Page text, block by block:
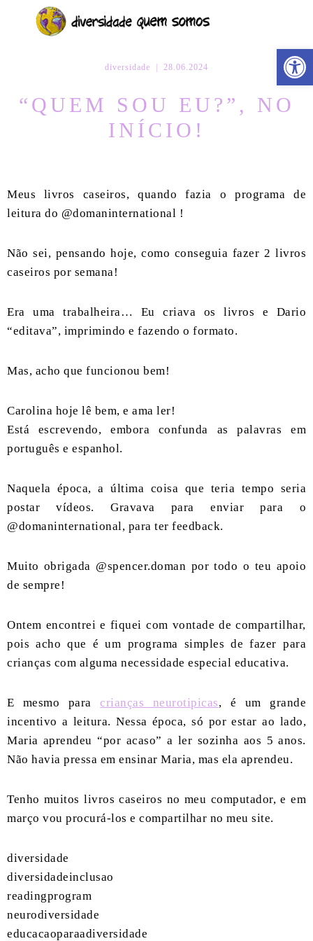
Barra de
diversidade | 28.06.2024
“QUEM SOU EU?”, NO
INÍCIO!
Meus livros caseiros, quando fazia o programa de
leitura do @domaninternational !
Não sei, pensando hoje, como conseguia fazer 2 livros
caseiros por semana!
Era uma trabalheira… Eu criava os livros e Dario
“editava”, imprimindo e fazendo o formato.
Mas, acho que funcionou bem!
Carolina hoje lê bem, e ama ler!
Está escrevendo, embora confunda as palavras em
português e espanhol.
Naquela época, a última coisa que teria tempo seria
postar vídeos. Gravava para enviar para o
@domaninternational, para ter feedback.
Muito obrigada @spencer.doman por todo o teu apoio
de sempre!
Ontem encontrei e fiquei com vontade de compartilhar,
pois acho que é um programa simples de fazer para
crianças com alguma necessidade especial educativa.
E mesmo paracrianças neurotipicas, é um grande
incentivo a leitura. Nessa época, só por estar ao lado,
Maria aprendeu “por acaso” a ler sozinha aos 5 anos.
Não havia pressa em ensinar Maria, mas ela aprendeu.
Tenho muitos livros caseiros no meu computador, e em
março vou procurá-los e compartilhar no meu site.
diversidade
diversidadeinclusao
readingprogram
neurodiversidade
educacaoparaadiversidade